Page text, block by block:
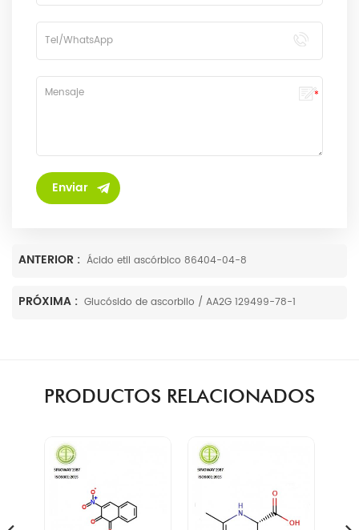
ANTERIOR : Ácido etil ascórbico 86404-04-8
PRÓXIMA : Glucósido de ascorbilo / AA2G 129499-78-1
PRODUCTOS RELACIONADOS